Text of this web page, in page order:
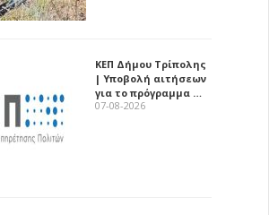
ΚΕΠ Δήμου Τρίπολης
| Υποβολή αιτήσεων
για το πρόγραμμα …
07-08-2026